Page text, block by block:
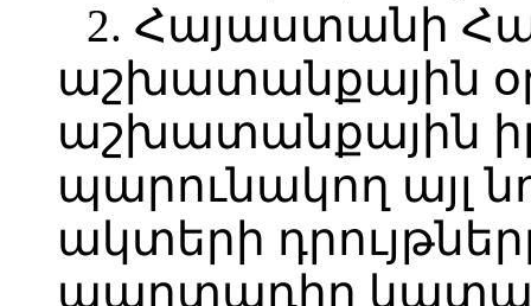
2. Հայաստանի
աշխատանքային
աշխատանքային
պարունակող այլ
ակտերի
պարտադիր